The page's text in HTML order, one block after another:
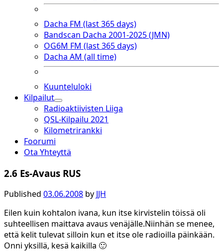
Dacha FM (last 365 days)
Bandscan Dacha 2001-2025 (JMN)
OG6M FM (last 365 days)
Dacha AM (all time)
Kuunteluloki
Kilpailut
open
dropdown
menu
Radioaktiivisten Liiga
QSL-Kilpailu 2021
Kilometrirankki
Foorumi
Ota Yhteyttä
2.6 Es-Avaus RUS
Published 03.06.2008 by JJH
Eilen kuin kohtalon ivana, kun itse kirvistelin töissä oli
suhteellisen maittava avaus venäjälle.Niinhän se menee,
että kelit tulevat silloin kun et itse ole radioilla päinkään.
Onni yksillä, kesä kaikilla 🙂